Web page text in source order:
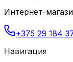
Интернет-
+375 29 184
Навигация